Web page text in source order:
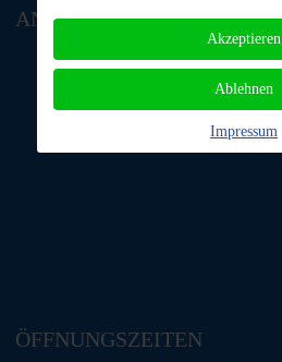
ANFAHRT
ÖFFNUNGSZEITEN
Akzeptieren
Ablehnen
Impressum